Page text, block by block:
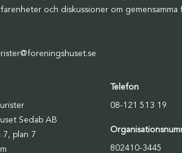
och diskussioner om gemensamma
Sedab AB
7, plan 7
Telefon
08-121 513 19
802410-3445